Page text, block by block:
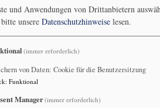
und Anwendungen von Drittanbietern
unsere Datenschutzhinweise lesen.
(immer erforderlich)
von Daten: Cookie für die Benutzersitzung
: Funktional
Manager(immer erforderlich)